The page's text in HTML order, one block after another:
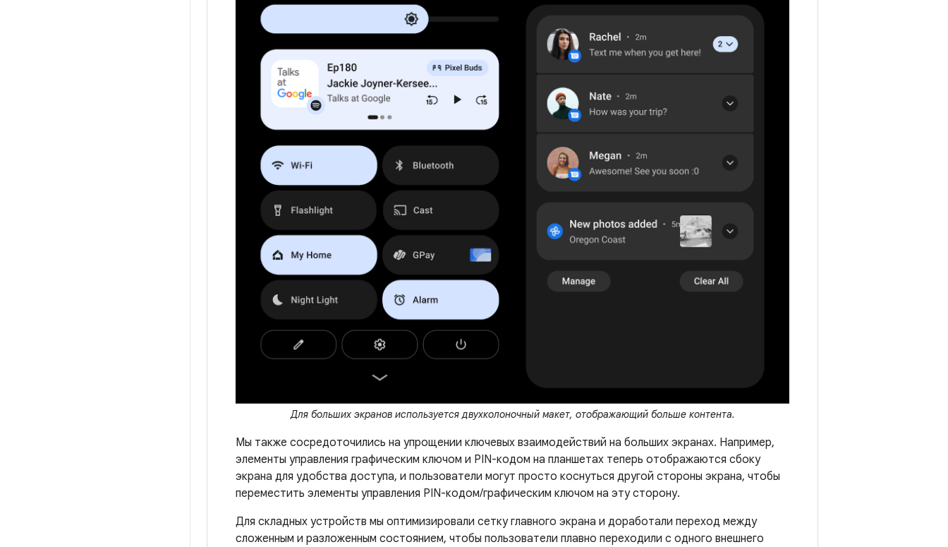
Для больших экранов используется двухколоночный макет, отображающий больше контента.
Мы также сосредоточились на упрощении ключевых взаимодействий на больших экранах. Например,
элементы управления графическим ключом и PIN-кодом на планшетах теперь отображаются сбоку
экрана для удобства доступа, и пользователи могут просто коснуться другой стороны экрана, чтобы
переместить элементы управления PIN-кодом/графическим ключом на эту сторону.
Для складных устройств мы оптимизировали сетку главного экрана и доработали переход между
сложенным и разложенным состоянием, чтобы пользователи плавно переходили с одного внешнего